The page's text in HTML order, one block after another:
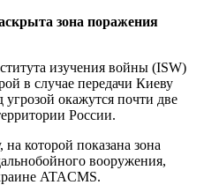
зона поражения
изучения войны (ISW)
в случае передачи Киеву
окажутся почти две
России.
которой показана зона
вооружения,
ATACMS.